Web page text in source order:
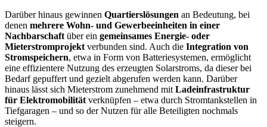
Darüber hinaus gewinnen Quartierslösungen an Bedeutung, bei
denen mehrere Wohn- und Gewerbeeinheiten in einer
Nachbarschaft über ein gemeinsames Energie- oder
Mieterstromprojekt verbunden sind. Auch die Integration von
Stromspeichern, etwa in Form von Batteriesystemen, ermöglicht
eine effizientere Nutzung des erzeugten Solarstroms, da dieser bei
Bedarf gepuffert und gezielt abgerufen werden kann. Darüber
hinaus lässt sich Mieterstrom zunehmend mit Ladeinfrastruktur
für Elektromobilität verknüpfen – etwa durch Stromtankstellen in
Tiefgaragen – und so der Nutzen für alle Beteiligten nochmals
steigern.